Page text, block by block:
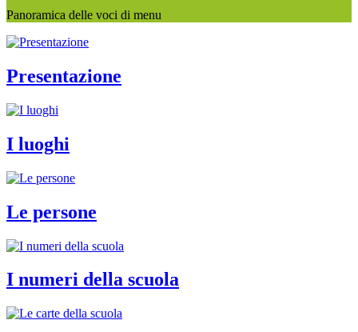
Panoramica delle voci di menu
Presentazione
I luoghi
Le persone
I numeri della scuola